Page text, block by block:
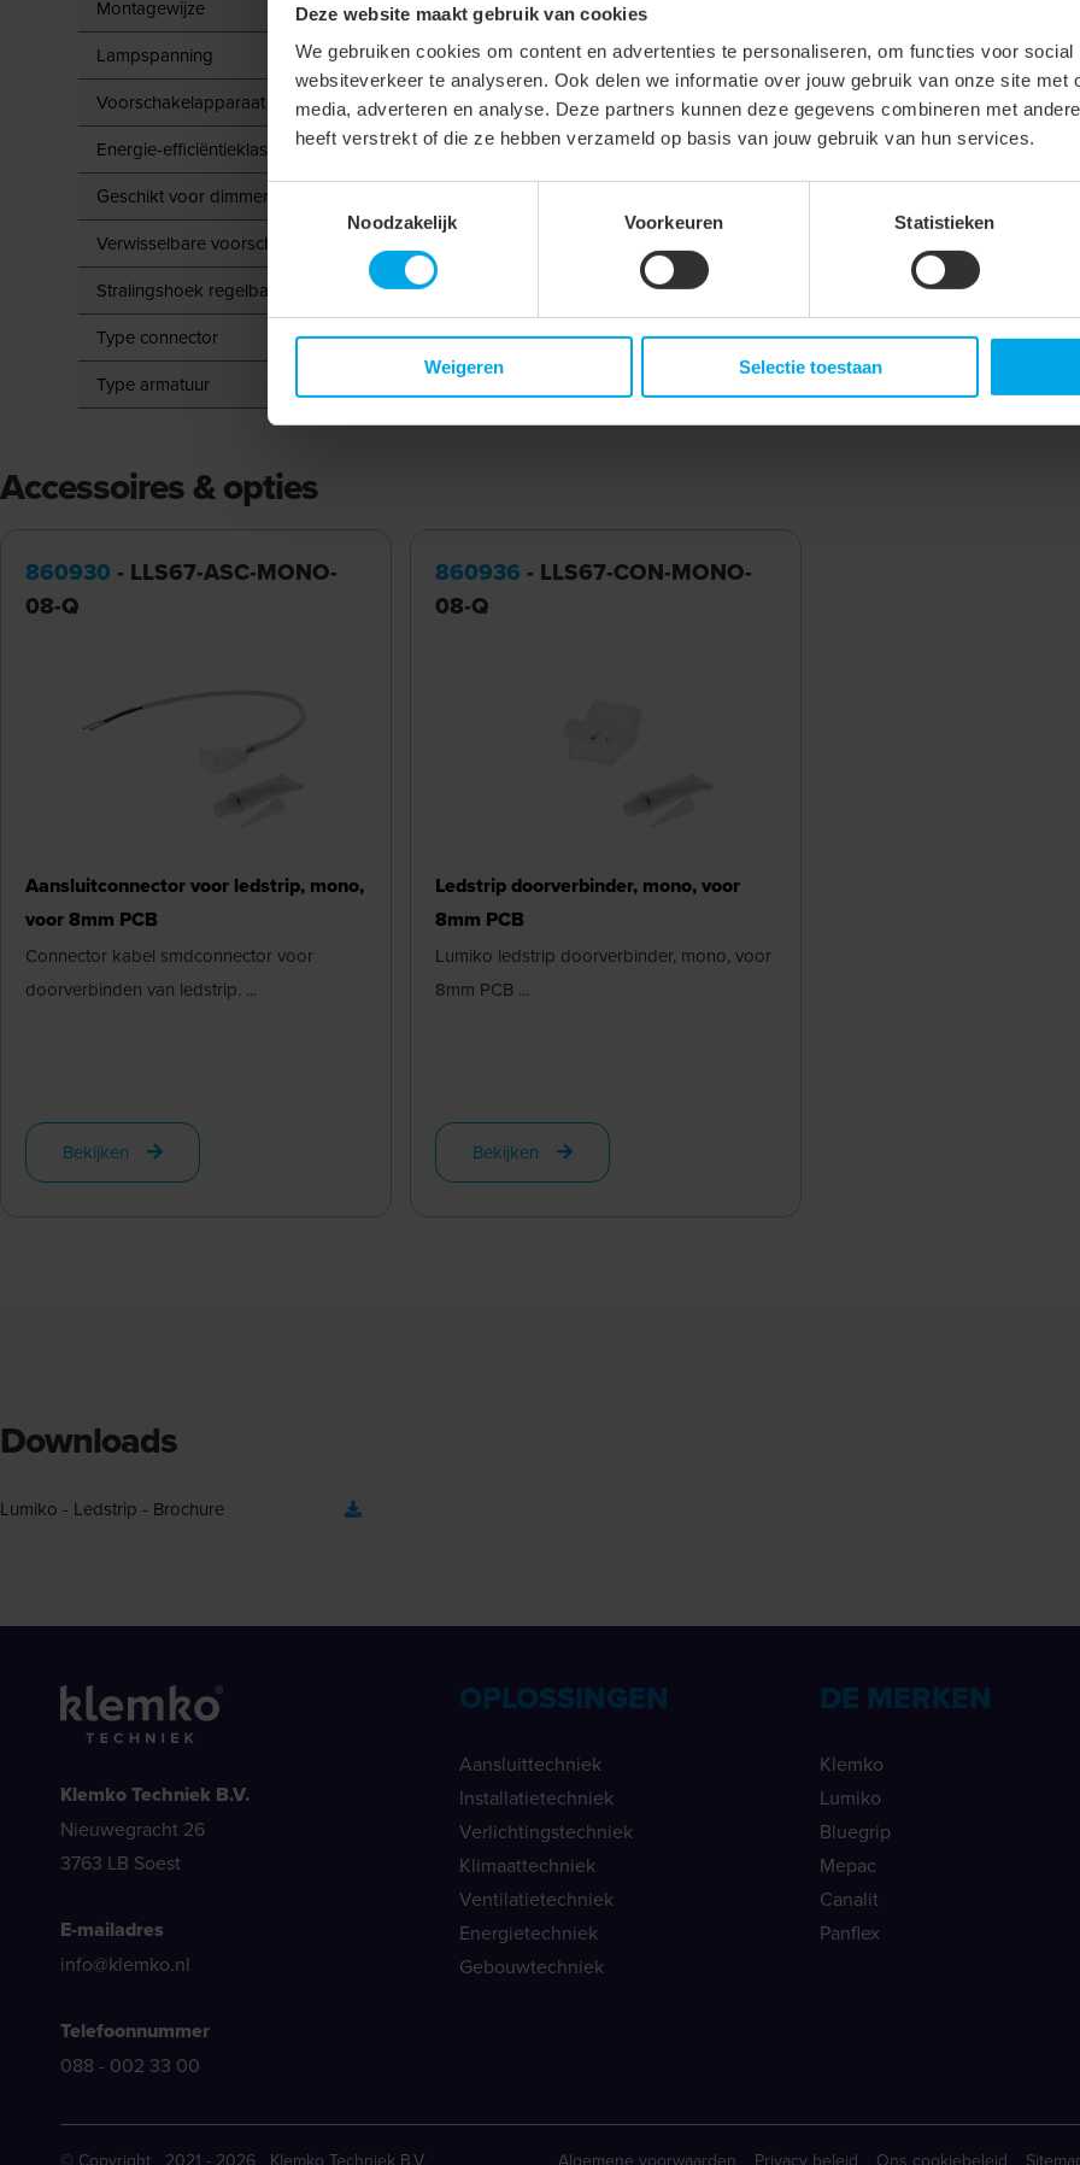
Deze website maakt gebruik van cookies
We gebruiken cookies om content en advertenties te personaliseren, om functies voor
websiteverkeer te analyseren. Ook delen we informatie over jouw gebruik van onze site met
media, adverteren en analyse. Deze partners kunnen deze gegevens combineren met
heeft verstrekt of die ze hebben verzameld op basis van jouw gebruik van hun services.
Toestemmingsselectie
Noodzakelijk
Voorkeuren Statistieken
Weigeren Selectie toestaan
Montagewijze
Lampspanning
24 - 24 V
Voorschakelapparaat
LED regeling
Energie-efficiëntieklasse van de ingebouwde lamp
A++, A+, A (LED)
Geschikt voor dimmer
Verwisselbare voorschakelapparatuur
Stralingshoek regelbaar
Type connector
Ledstrip
Type armatuur
Accessoires & opties
860930 - LLS67-ASC-MONO-
08-Q
Aansluitconnector voor ledstrip, mono,
voor 8mm PCB
Connector kabel smdconnector voor
doorverbinden van ledstrip. ...
Bekijken
860936 - LLS67-CON-MONO-
08-Q
Ledstrip doorverbinder, mono, voor
8mm PCB
Lumiko ledstrip doorverbinder, mono, voor
8mm PCB ...
Bekijken
Downloads
Lumiko - Ledstrip - Brochure
Klemko Techniek B.V.
Nieuwegracht 26
3763 LB Soest
E-mailadres
info@klemko.nl
Telefoonnummer
088 - 002 33 00
OPLOSSINGEN
Aansluittechniek
Installatietechniek
Verlichtingstechniek
Klimaattechniek
Ventilatietechniek
Energietechniek
Gebouwtechniek
DE MERKEN
Klemko
Lumiko
Bluegrip
Mepac
Canalit
Panflex
© Copyright 2021 - 2026 Klemko Techniek B.V. Algemene voorwaarden Privacy beleid Ons cookiebeleid